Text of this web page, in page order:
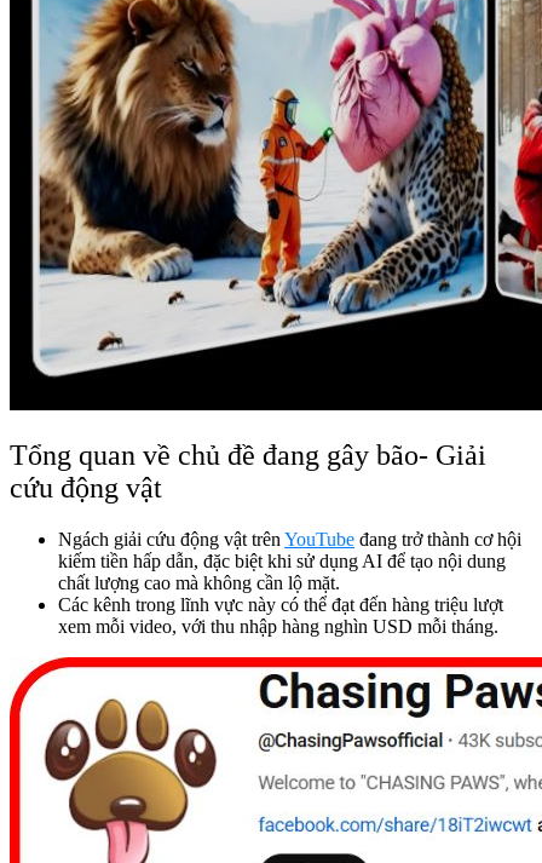
Tổng quan về chủ đề đang gây bão- Giải
cứu động vật
Ngách giải cứu động vật trên YouTube đang trở thành cơ hội
kiếm tiền hấp dẫn, đặc biệt khi sử dụng AI để tạo nội dung
chất lượng cao mà không cần lộ mặt.
Các kênh trong lĩnh vực này có thể đạt đến hàng triệu lượt
xem mỗi video, với thu nhập hàng nghìn USD mỗi tháng.